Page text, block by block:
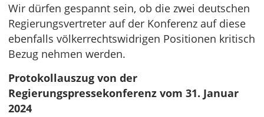
Wir dürfen gespannt sein, ob die zwei deutschen
Regierungsvertreter auf der Konferenz auf diese
ebenfalls völkerrechtswidrigen Positionen kritisch
Bezug nehmen werden.
Protokollauszug von der
Regierungspressekonferenz vom 31. Januar
2024